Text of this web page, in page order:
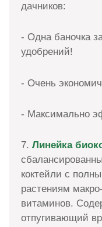
дачников:
- Одна баночка
удобрений!
- Очень
- Максимально
7. Линейка
коктейли с
растениям
витаминов.
отпугивающий